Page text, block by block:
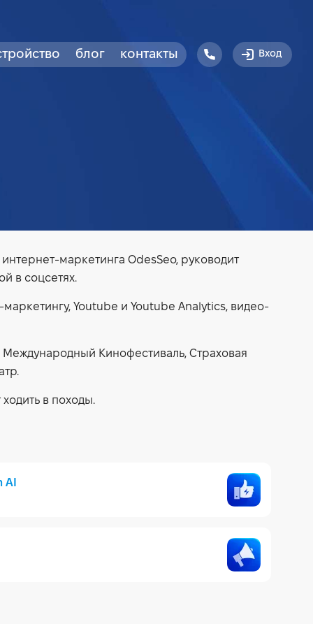
блог контакты Вход
маркетинга OdesSeo, руководит
в соцсетях.
Youtube и Youtube Analytics, видео-
Кинофестиваль, Страховая
в походы.
AI